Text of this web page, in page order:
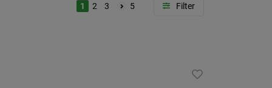
1 2 3 5